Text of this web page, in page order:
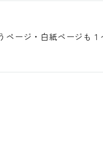
ージ・白紙ページも